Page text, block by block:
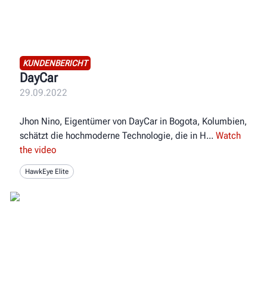
KUNDENBERICHT
DayCar
29.09.2022
Jhon Nino, Eigentümer von DayCar in Bogota, Kolumbien,
schätzt die hochmoderne Technologie, die in H
Watch
the video
HawkEye Elite